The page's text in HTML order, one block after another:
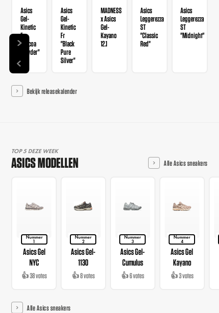
Asics
Gel-
Kinetic
Fr
"Cocoa
Powder"
Asics
Gel-
Kinetic
Fr
"Black
Pure
Silver"
MADNESS
x Asics
Gel-
Kayano
12.1
Asics
Leggerezza
ST
"Classic
Red"
Asics
Leggerezza
ST
"Midnight"
Bekijk releasekalender
TOP 5 DEZE WEEK
ASICS MODELLEN Alle Asics sneakers
Nummer
1
Asics Gel
NYC
👍 38 votes
Nummer
2
Asics Gel-
1130
👍 8 votes
Nummer
3
Asics Gel-
Cumulus
👍 6 votes
Nummer
4
Asics Gel
Kayano
👍 3 votes
Alle Asics sneakers